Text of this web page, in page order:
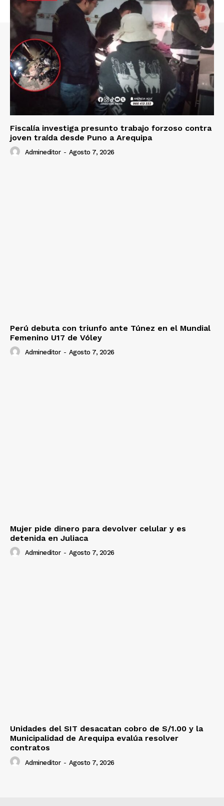
SUSCRIBETE
Diario los Andes
Nosotros
Contacto
Prensa
Fiscalía investiga presunto trabajo forzoso contra
joven traída desde Puno a Arequipa
Admineditor - Agosto 7, 2026
Perú debuta con triunfo ante Túnez en el Mundial
Femenino U17 de Vóley
Admineditor - Agosto 7, 2026
Mujer pide dinero para devolver celular y es
detenida en Juliaca
Admineditor - Agosto 7, 2026
Unidades del SIT desacatan cobro de S/1.00 y la
Municipalidad de Arequipa evalúa resolver
contratos
Admineditor - Agosto 7, 2026